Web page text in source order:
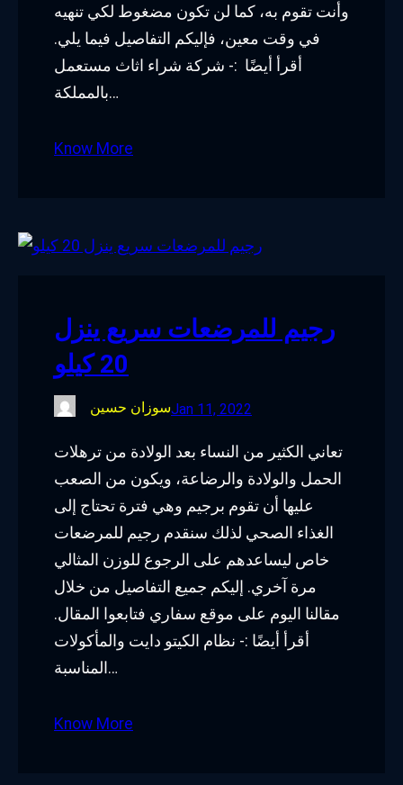
وأنت تقوم به، كما لن تكون مضغوط لكي تنهيه
في وقت معين، فإليكم التفاصيل فيما يلي.
أقرأ أيضًا :- شركة شراء اثاث مستعمل
بالمملكة…
Know More
رجيم للمرضعات سريع ينزل
20 كيلو
سوزان حسينJan 11, 2022
تعاني الكثير من النساء بعد الولادة من ترهلات
الحمل والولادة والرضاعة، ويكون من الصعب
عليها أن تقوم برجيم وهي فترة تحتاج إلى
الغذاء الصحي لذلك سنقدم رجيم للمرضعات
خاص ليساعدهم على الرجوع للوزن المثالي
مرة آخري. إليكم جميع التفاصيل من خلال
مقالنا اليوم على موقع سفاري فتابعوا المقال.
أقرأ أيضًا :- نظام الكيتو دايت والمأكولات
المناسبة…
Know More